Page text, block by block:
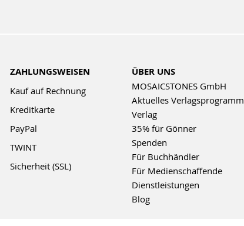
ZAHLUNGSWEISEN
Kauf auf Rechnung
Kreditkarte
PayPal
TWINT
Sicherheit (SSL)
ÜBER UNS
MOSAICSTONES GmbH
Aktuelles Verlagsprogramm
Verlag
35% für Gönner
Spenden
Für Buchhändler
Für Medienschaffende
Dienstleistungen
Blog